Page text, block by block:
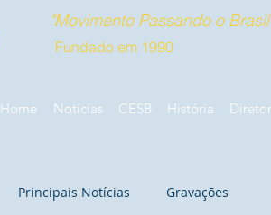
"Movimento Passando o
Fundado em 1990
Home Notícias CESB História
Principais Notícias Gravações